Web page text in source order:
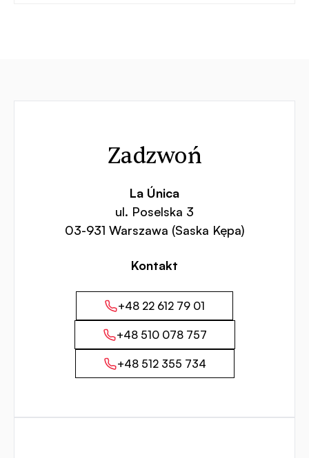
Zadzwoń
La Única
ul. Poselska 3
03-931 Warszawa (Saska Kępa)
Kontakt
+48 22 612 79 01
+48 510 078 757
+48 512 355 734